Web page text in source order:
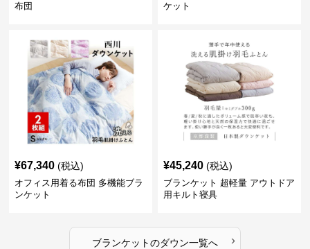
布団
ケット
¥67,340 (税込)
オフィス用着る布団 多機能ブラ
ンケット
¥45,240 (税込)
ブランケット 超軽量 アウトドア
用キルト寝具
ブランケットのダウン一覧へ ›